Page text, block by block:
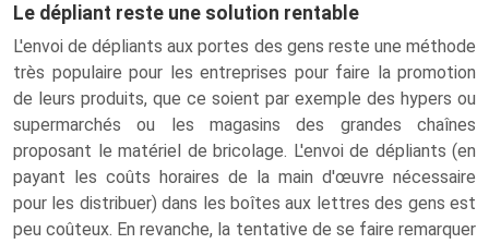
Le dépliant reste une solution rentable
L'envoi de dépliants aux portes des gens reste une méthode
très populaire pour les entreprises pour faire la promotion
de leurs produits, que ce soient par exemple des hypers ou
supermarchés ou les magasins des grandes chaînes
proposant le matériel de bricolage. L'envoi de dépliants (en
payant les coûts horaires de la main d'œuvre nécessaire
pour les distribuer) dans les boîtes aux lettres des gens est
peu coûteux. En revanche, la tentative de se faire remarquer